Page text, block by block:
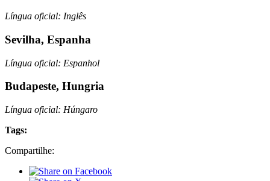
Língua oficial: Inglês
Sevilha, Espanha
Língua oficial: Espanhol
Budapeste, Hungria
Língua oficial: Húngaro
Tags:
Compartilhe: